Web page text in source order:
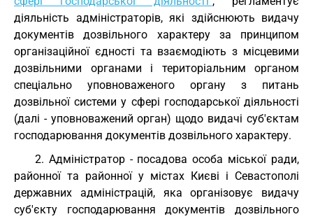
діяльність адміністраторів, які здійснюють видачу
документів дозвільного характеру за принципом
організаційної єдності та взаємодіють з місцевими
дозвільними органами і територіальним органом
спеціально уповноваженого органу з питань
дозвільної системи у сфері господарської діяльності
(далі - уповноважений орган) щодо видачі суб'єктам
господарювання документів дозвільного характеру.
2. Адміністратор - посадова особа міської ради,
районної та районної у містах Києві і Севастополі
державних адміністрацій, яка організовує видачу
суб'єкту господарювання документів дозвільного